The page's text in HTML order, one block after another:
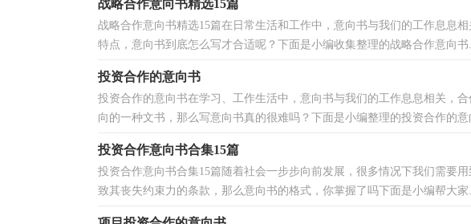
战略合作意向书精选15篇
战略合作意向书精选15篇在日常生活和工作中，意向书与我们的工作息息
特点，意向书到底怎么写才合适呢？下面是小编收集整理的战略合作意向书
投资合作的意向书
投资合作的意向书在学习、工作生活中，意向书与我们的工作息息相关，
向的一种文书，那么写意向书真的很难吗？下面是小编整理的投资合作的意
投资合作意向书合集15篇
投资合作意向书合集15篇随着社会一步步向前发展，很多情况下我们需要
致其丧失约束力的条款，那么意向书的格式，你掌握了吗下面是小编帮大家